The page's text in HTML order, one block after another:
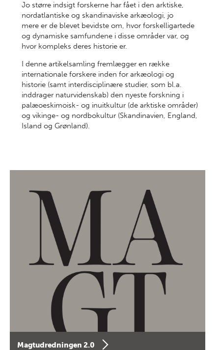
Jo større indsigt forskerne har fået i den arktiske,
nordatlantiske og skandinaviske arkæologi, jo
mere er de blevet bevidste om, hvor forskelligartede
og dynamiske samfundene i disse områder var, og
hvor kompleks deres historie er.
I denne artikelsamling fremlægger en række
internationale forskere inden for arkæologi og
historie (samt interdisciplinære studier, som bl.a.
inddrager naturvidenskab) den nyeste forskning i
palæoeskimoisk- og inuitkultur (de arktiske områder)
og vikinge- og nordbokultur (Skandinavien, England,
Island og Grønland).
Magtudredningen 2.0